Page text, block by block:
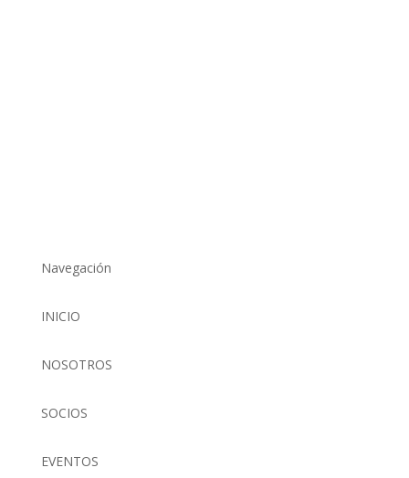
Navegación
INICIO
NOSOTROS
SOCIOS
EVENTOS